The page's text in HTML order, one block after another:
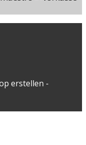
erstellen -